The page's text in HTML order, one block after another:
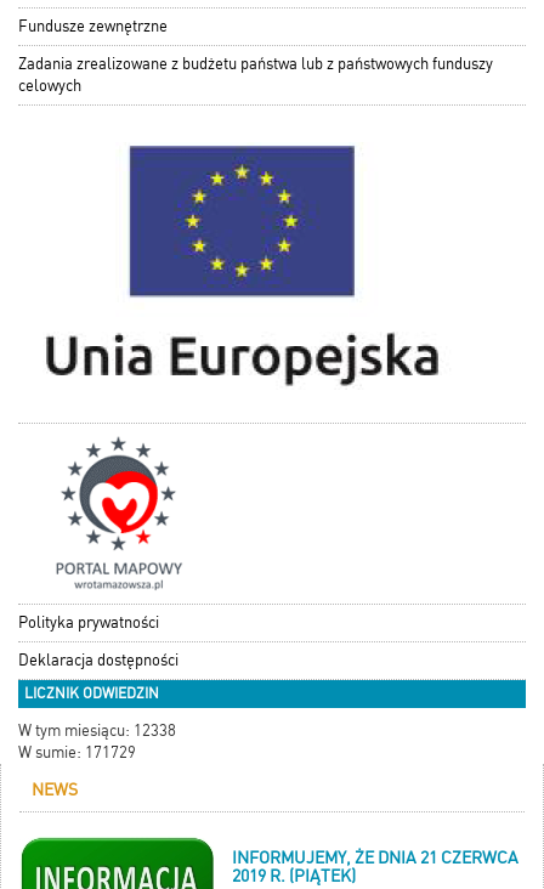
Fundusze zewnętrzne
Zadania zrealizowane z budżetu państwa lub z państwowych funduszy
celowych
Polityka prywatności
Deklaracja dostępności
LICZNIK ODWIEDZIN
W tym miesiącu: 12338
W sumie: 171729
NEWS
INFORMUJEMY, ŻE DNIA 21 CZERWCA
2019 R. (PIĄTEK)